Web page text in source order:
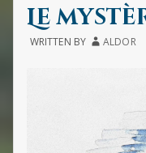
sons
Le
WRITTEN BY ALDOR